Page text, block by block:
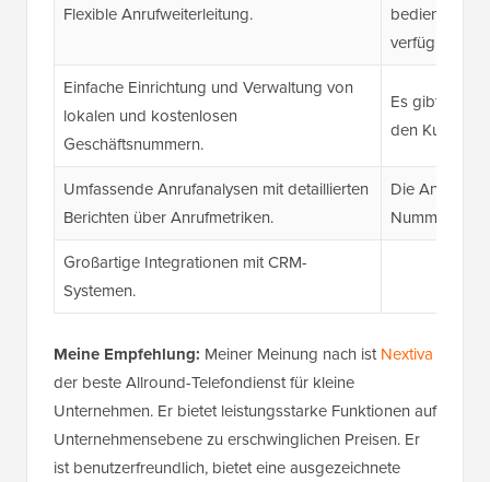
Flexible Anrufweiterleitung.
bedienen
verfügbaren
Einfache Einrichtung und Verwaltung von
lokalen und kostenlosen
Geschäftsnummern.
Es gibt
den
Umfassende Anrufanalysen mit detaillierten
Berichten über Anrufmetriken.
Die Anrufer-
Nummer,
Großartige Integrationen mit CRM-
Systemen.
Meine Empfehlung: Meiner Meinung nach istNextiva
der beste Allround-Telefondienst für kleine
Unternehmen. Er bietet leistungsstarke Funktionen auf
Unternehmensebene zu erschwinglichen Preisen. Er
ist benutzerfreundlich, bietet eine ausgezeichnete